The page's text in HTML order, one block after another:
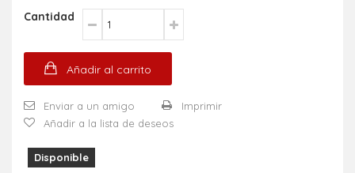
Cantidad
Añadir al carrito
Enviar a un amigo
Imprimir
Añadir a la lista de deseos
Disponible